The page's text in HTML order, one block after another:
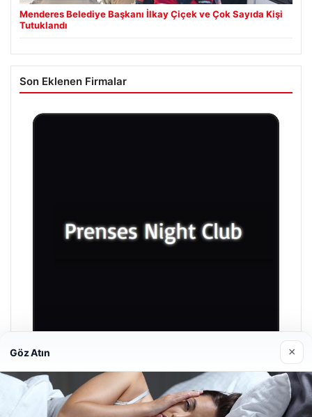
Menderes Belediye Başkanı İlkay Çiçek ve Çok Sayıda Kişi
Tutuklandı
Son Eklenen Firmalar
Prenses Night Club
Nisan 29, 2026
Göz Atın ×